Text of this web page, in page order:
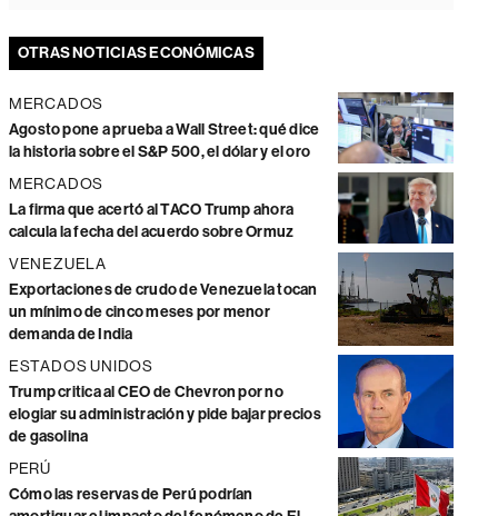
OTRAS NOTICIAS ECONÓMICAS
MERCADOS
Agosto pone a prueba a Wall Street: qué dice
la historia sobre el S&P 500, el dólar y el oro
MERCADOS
La firma que acertó al TACO Trump ahora
calcula la fecha del acuerdo sobre Ormuz
VENEZUELA
Exportaciones de crudo de Venezuela tocan
un mínimo de cinco meses por menor
demanda de India
ESTADOS UNIDOS
Trump critica al CEO de Chevron por no
elogiar su administración y pide bajar precios
de gasolina
PERÚ
Cómo las reservas de Perú podrían